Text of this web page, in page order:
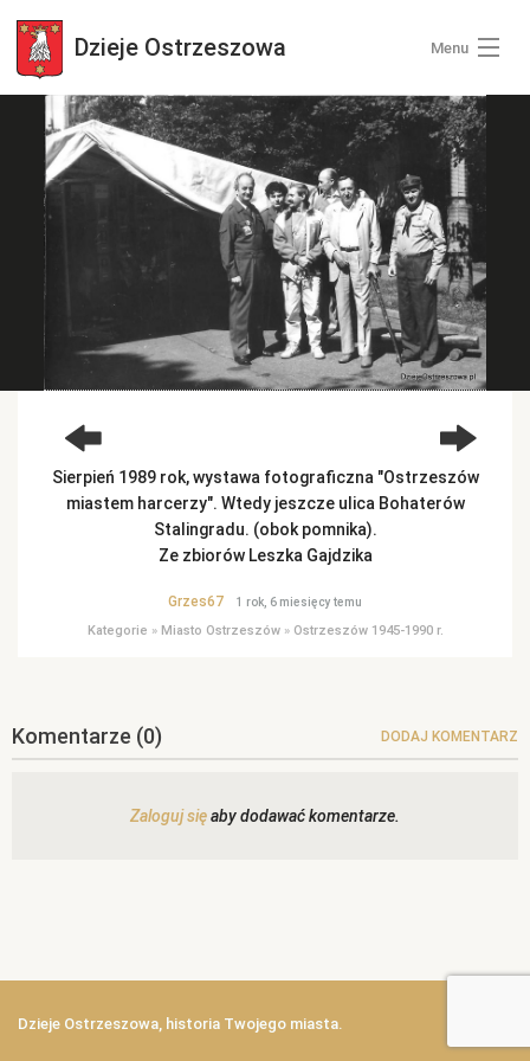
Dzieje Ostrzeszowa Menu
Wszystkie zdjęcia
Kategorie zdjęć
Zaloguj się
Sierpień 1989 rok, wystawa fotograficzna "Ostrzeszów
miastem harcerzy". Wtedy jeszcze ulica Bohaterów
Stalingradu. (obok pomnika).
Ze zbiorów Leszka Gajdzika
Grzes67 1 rok, 6 miesięcy temu
Kategorie » Miasto Ostrzeszów» Ostrzeszów 1945-1990 r.
Komentarze (0) DODAJ KOMENTARZ
Zaloguj sięaby dodawać komentarze.
Dzieje Ostrzeszowa, historia Twojego miasta.